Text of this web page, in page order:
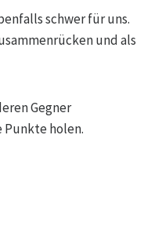
schwer für uns.
und als
Gegner
Punkte holen.